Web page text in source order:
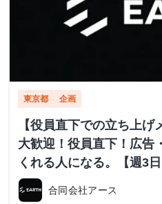
東京都 企画
【役員直下での立ち上
大歓迎！役員直下！広告
くれる人になる。【週3日
合同会社アース